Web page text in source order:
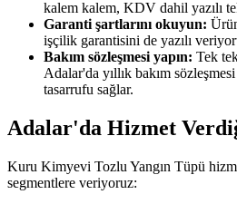
kalem kalem, KDV dahil yazılı
Garanti şartlarını okuyun:
işçilik garantisini de yazılı
Bakım sözleşmesi yapın: Tek
Adalar'da yıllık bakım
tasarrufu sağlar.
Adalar'da Hizmet
Kuru Kimyevi Tozlu Yangın Tüpü
segmentlere veriyoruz: